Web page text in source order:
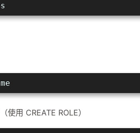
用 CREATE ROLE）